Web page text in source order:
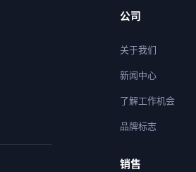
公司
关于我们
新闻中心
了解工作机会
品牌标志
销售